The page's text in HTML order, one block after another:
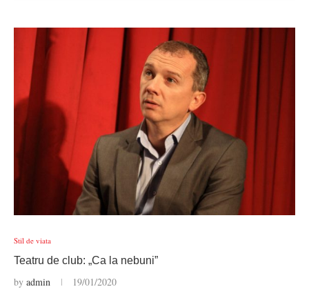
Stil de viata
Teatru de club: „Ca la nebuni”
by admin 19/01/2020